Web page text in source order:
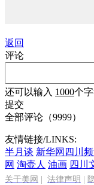
返回
评论
还可以输入 1000个
提交
全部评论（9999）
友情链接/LINKS:
半月谈 新华网四川
网 淘壶人 油画 四川
关于美网 法律声明